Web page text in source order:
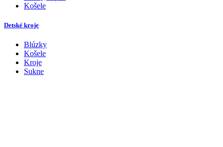
Košele
Detské kroje
Blúzky
Košele
Kroje
Sukne